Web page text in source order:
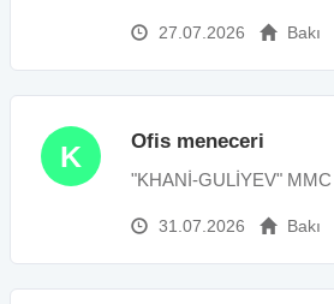
27.07.2026 Bakı
K Ofis meneceri
"KHANİ-GULİYEV" MMC
31.07.2026 Bakı